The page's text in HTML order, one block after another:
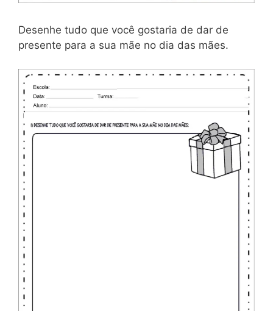
Desenhe tudo que você gostaria de dar de
presente para a sua mãe no dia das mães.